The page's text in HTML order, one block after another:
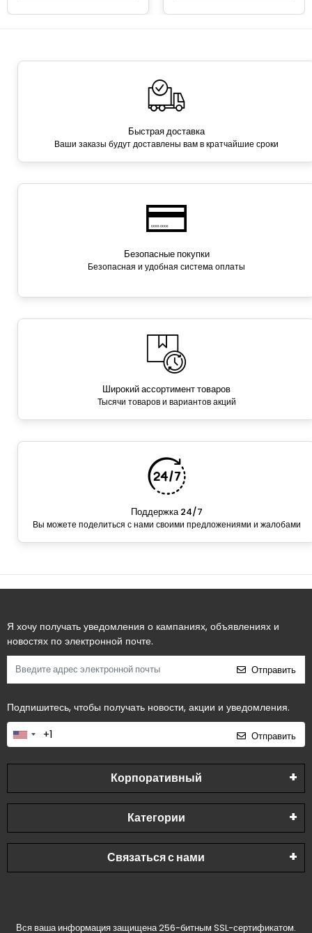
Быстрая доставка
Ваши заказы будут доставлены вам в кратчайшие сроки
Безопасные покупки
Безопасная и удобная система оплаты
Широкий ассортимент товаров
Тысячи товаров и вариантов акций
Поддержка 24/7
Вы можете поделиться с нами своими предложениями и жалобами
Я хочу получать уведомления о кампаниях, объявлениях и
новостях по электронной почте.
Отправить
Подпишитесь, чтобы получать новости, акции и уведомления.
Отправить
Корпоративный
Категории
Связаться с нами
Вся ваша информация защищена 256-битным SSL-сертификатом.